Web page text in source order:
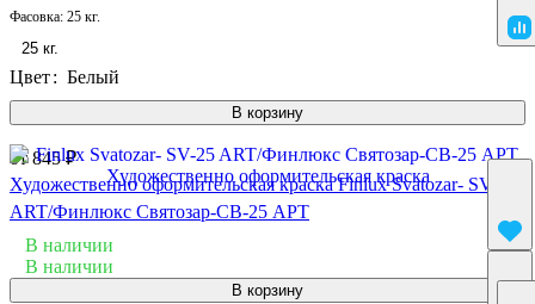
В корзину
Фасовка: 25 кг.
25 кг.
Цвет: Белый
от 845 ₽
Художественно оформительская краска Finlux Svatozar- SV-25
ART/Финлюкс Святозар-СВ-25 АРТ
В наличии
В наличии
В корзину